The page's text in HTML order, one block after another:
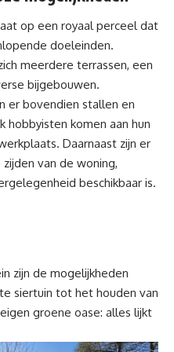
op een royaal perceel dat
doeleinden.
meerdere terrassen, een
bijgebouwen.
er bovendien stallen en
hobbyisten komen aan hun
Daarnaast zijn er
van de woning,
beschikbaar is.
zijn de mogelijkheden
siertuin tot het houden van
groene oase: alles lijkt